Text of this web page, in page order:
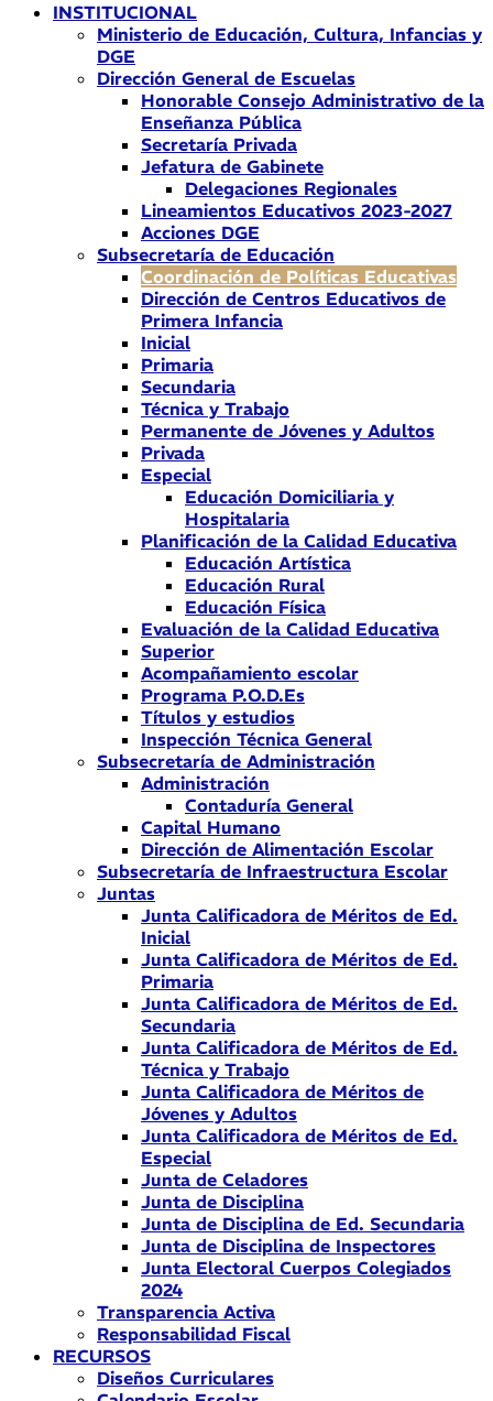
INSTITUCIONAL
Ministerio de Educación, Cultura, Infancias y
DGE
Dirección General de Escuelas
Honorable Consejo Administrativo de la
Enseñanza Pública
Secretaría Privada
Jefatura de Gabinete
Delegaciones Regionales
Lineamientos Educativos 2023-2027
Acciones DGE
Subsecretaría de Educación
Coordinación de Políticas Educativas
Dirección de Centros Educativos de
Primera Infancia
Inicial
Primaria
Secundaria
Técnica y Trabajo
Permanente de Jóvenes y Adultos
Privada
Especial
Educación Domiciliaria y
Hospitalaria
Planificación de la Calidad Educativa
Educación Artística
Educación Rural
Educación Física
Evaluación de la Calidad Educativa
Superior
Acompañamiento escolar
Programa P.O.D.Es
Títulos y estudios
Inspección Técnica General
Subsecretaría de Administración
Administración
Contaduría General
Capital Humano
Dirección de Alimentación Escolar
Subsecretaría de Infraestructura Escolar
Juntas
Junta Calificadora de Méritos de Ed.
Inicial
Junta Calificadora de Méritos de Ed.
Primaria
Junta Calificadora de Méritos de Ed.
Secundaria
Junta Calificadora de Méritos de Ed.
Técnica y Trabajo
Junta Calificadora de Méritos de
Jóvenes y Adultos
Junta Calificadora de Méritos de Ed.
Especial
Junta de Celadores
Junta de Disciplina
Junta de Disciplina de Ed. Secundaria
Junta de Disciplina de Inspectores
Junta Electoral Cuerpos Colegiados
2024
Transparencia Activa
Responsabilidad Fiscal
RECURSOS
Diseños Curriculares